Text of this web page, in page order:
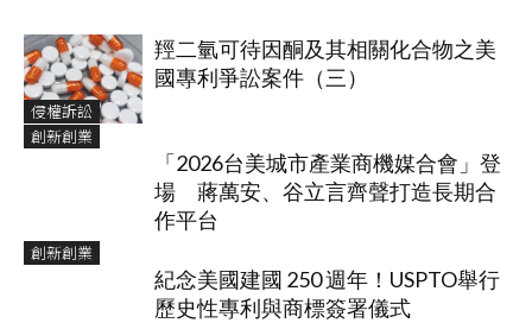
侵權訴訟
羥二氫可待因酮及其相關化合物之美
國專利爭訟案件（三）
創新創業
「2026台美城市產業商機媒合會」登
場 蔣萬安、谷立言齊聲打造長期合
作平台
創新創業
紀念美國建國 250 週年！USPTO舉行
歷史性專利與商標簽署儀式